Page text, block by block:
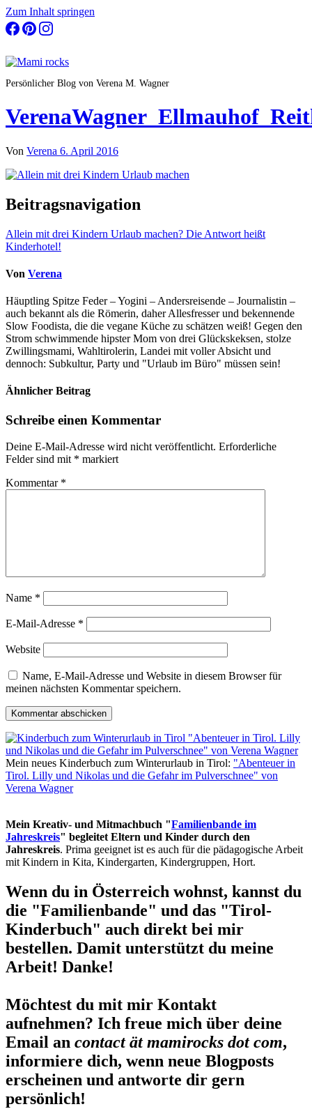
Zum Inhalt springen
Persönlicher Blog von Verena M. Wagner
Von Verena 6. April 2016
Beitragsnavigation
Allein mit drei Kindern Urlaub machen? Die Antwort heißt
Kinderhotel!
Von Verena
Häuptling Spitze Feder – Yogini – Andersreisende – Journalistin –
auch bekannt als die Römerin, daher Allesfresser und bekennende
Slow Foodista, die die vegane Küche zu schätzen weiß! Gegen den
Strom schwimmende hipster Mom von drei Glückskeksen, stolze
Zwillingsmami, Wahltirolerin, Landei mit voller Absicht und
dennoch: Subkultur, Party und "Urlaub im Büro" müssen sein!
Ähnlicher Beitrag
Schreibe einen Kommentar
Deine E-Mail-Adresse wird nicht veröffentlicht. Erforderliche
Felder sind mit * markiert
Kommentar *
Name *
E-Mail-Adresse *
Website
Name, E-Mail-Adresse und Website in diesem Browser für
meinen nächsten Kommentar speichern.
Mein neues Kinderbuch zum Winterurlaub in Tirol: "Abenteuer in
Tirol. Lilly und Nikolas und die Gefahr im Pulverschnee" von
Verena Wagner
Mein Kreativ- und Mitmachbuch "Familienbande im
Jahreskreis" begleitet Eltern und Kinder durch den
Jahreskreis. Prima geeignet ist es auch für die pädagogische Arbeit
mit Kindern in Kita, Kindergarten, Kindergruppen, Hort.
Wenn du in Österreich wohnst, kannst du
die "Familienbande" und das "Tirol-
Kinderbuch" auch direkt bei mir
bestellen. Damit unterstützt du meine
Arbeit! Danke!
Möchtest du mit mir Kontakt
aufnehmen? Ich freue mich über deine
Email an contact ät mamirocks dot com,
informiere dich, wenn neue Blogposts
erscheinen und antworte dir gern
persönlich!